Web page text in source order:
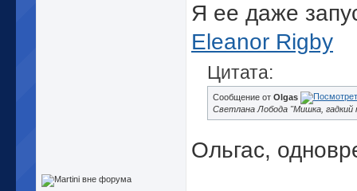
Я ее даже
Eleanor Rigby
Цитата:
Сообщение от Olgas
Светлана Лобода "Мишка, гадкий
Ольгас,